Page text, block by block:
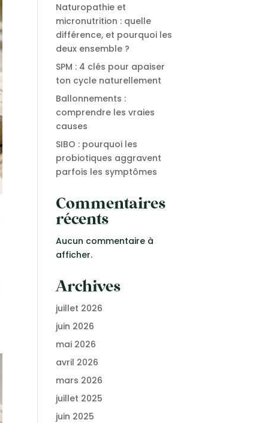
Naturopathie et
micronutrition : quelle
différence, et pourquoi les
deux ensemble ?
SPM : 4 clés pour apaiser
ton cycle naturellement
Ballonnements :
comprendre les vraies
causes
SIBO : pourquoi les
probiotiques aggravent
parfois les symptômes
Commentaires
récents
Aucun commentaire à
afficher.
Archives
juillet 2026
juin 2026
mai 2026
avril 2026
mars 2026
juillet 2025
juin 2025